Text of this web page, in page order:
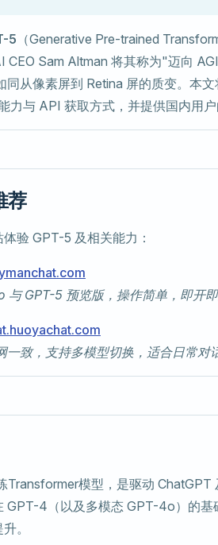
5 （Generative Pre-trained
CEO Sam Altman 将其称为"迈向
从像素屏到 Retina 屏的质变。本
与 API 获取方式，并提供国内用户
荐
验 GPT-5 及相关能力：
GPT-5 预览版，操作简单，即开即
致，支持多模型切换，适合日常对
Transformer模型，是驱动 ChatGPT
GPT-4（以及多模态 GPT-4o）的基
。